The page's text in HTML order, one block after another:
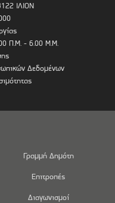
ΙΛΙΟΝ
Π.Μ. - 6.00 Μ.Μ.
Δεδομένων
Γραμμή Δημότη
Επιτροπές
Διαγωνισμοί